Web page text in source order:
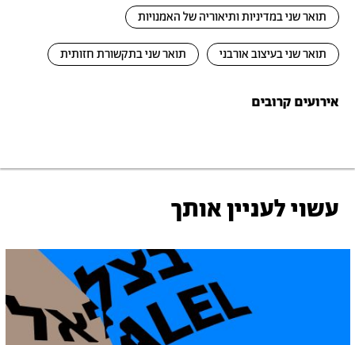
תואר שני במדיניות ותיאוריה של האמנויות
תואר שני בעיצוב אורבני תואר שני בתקשורת חזותית
אירועים קרובים
עשוי לעניין אותך